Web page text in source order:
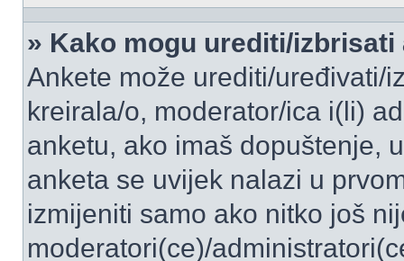
» Kako mogu urediti/izbrisati
Ankete može urediti/uređivati/
kreirala/o, moderator/ica i(li)
anketu, ako imaš dopuštenje,
anketa se uvijek nalazi u
izmijeniti samo ako nitko još
moderatori(ce)/